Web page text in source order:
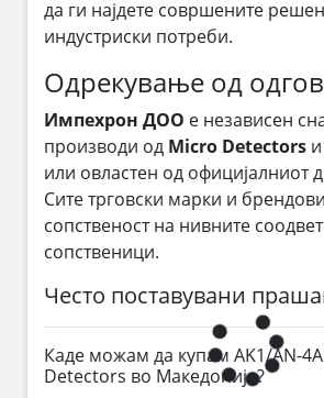
да ги најдете совршените
индустриски потреби.
Одрекување од
Импехрон ДОО е независен
производи од Micro Detectors
или овластен од официјалниот
Сите трговски марки и
сопственост на нивните
сопственици.
Често поставувани
Каде можам да купам AK1/AN-
Detectors во Македонија?